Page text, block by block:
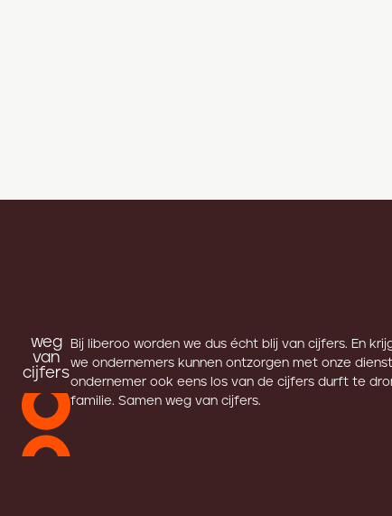
weg
van
cijfers
Bij liberoo worden we dus écht blij van cijfers. En
we ondernemers kunnen ontzorgen met onze
ondernemer ook eens los van de cijfers durft te
familie. Samen weg van cijfers.